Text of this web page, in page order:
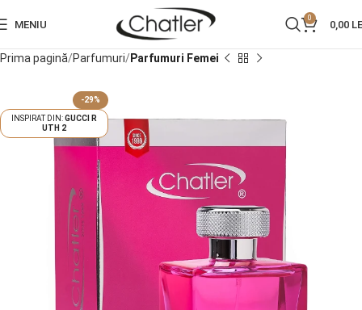
MENIU
0
0,00
Prima pagină Parfumuri Parfumuri Femei
-29%
GUCCI R
UTH 2